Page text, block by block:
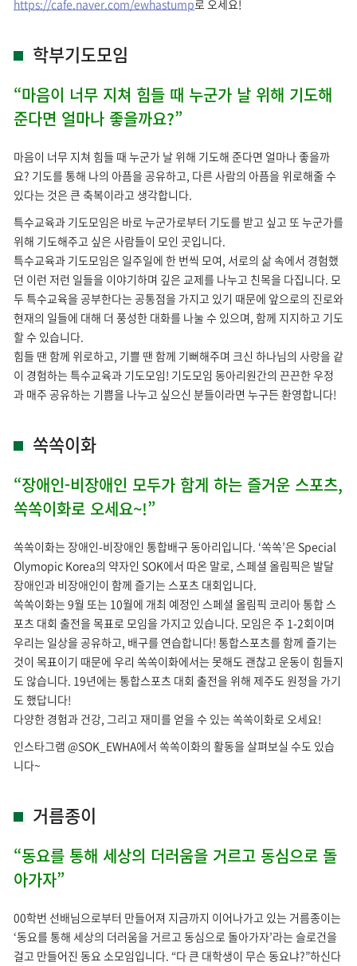
https://cafe.naver.com/ewhastump로 오세요!
학부기도모임
“마음이 너무 지쳐 힘들 때 누군가 날 위해 기도해
준다면 얼마나 좋을까요?”
마음이 너무 지쳐 힘들 때 누군가 날 위해 기도해 준다면 얼마나 좋을까
요? 기도를 통해 나의 아픔을 공유하고, 다른 사람의 아픔을 위로해줄 수
있다는 것은 큰 축복이라고 생각합니다.
특수교육과 기도모임은 바로 누군가로부터 기도를 받고 싶고 또 누군가를
위해 기도해주고 싶은 사람들이 모인 곳입니다.
특수교육과 기도모임은 일주일에 한 번씩 모여, 서로의 삶 속에서 경험했
던 이런 저런 일들을 이야기하며 깊은 교제를 나누고 친목을 다집니다. 모
두 특수교육을 공부한다는 공통점을 가지고 있기 때문에 앞으로의 진로와
현재의 일들에 대해 더 풍성한 대화를 나눌 수 있으며, 함께 지지하고 기도
할 수 있습니다.
힘들 땐 함께 위로하고, 기쁠 땐 함께 기뻐해주며 크신 하나님의 사랑을 같
이 경험하는 특수교육과 기도모임! 기도모임 동아리원간의 끈끈한 우정
과 매주 공유하는 기쁨을 나누고 싶으신 분들이라면 누구든 환영합니다!
쏙쏙이화
“장애인-비장애인 모두가 함게 하는 즐거운 스포츠,
쏙쏙이화로 오세요~!”
쏙쏙이화는 장애인-비장애인 통합배구 동아리입니다. ‘쏙쏙’은 Special
Olymopic Korea의 약자인 SOK에서 따온 말로, 스페셜 올림픽은 발달
장애인과 비장애인이 함께 즐기는 스포츠 대회입니다.
쏙쏙이화는 9월 또는 10월에 개최 예정인 스페셜 올림픽 코리아 통합 스
포츠 대회 출전을 목표로 모임을 가지고 있습니다. 모임은 주 1-2회이며
우리는 일상을 공유하고, 배구를 연습합니다! 통합스포츠를 함께 즐기는
것이 목표이기 때문에 우리 쏙쏙이화에서는 못해도 괜찮고 운동이 힘들지
도 않습니다. 19년에는 통합스포츠 대회 출전을 위해 제주도 원정을 가기
도 했답니다!
다양한 경험과 건강, 그리고 재미를 얻을 수 있는 쏙쏙이화로 오세요!
인스타그램 @SOK_EWHA에서 쏙쏙이화의 활동을 살펴보실 수도 있습
니다~
거름종이
“동요를 통해 세상의 더러움을 거르고 동심으로 돌
아가자”
00학번 선배님으로부터 만들어져 지금까지 이어나가고 있는 거름종이는
‘동요를 통해 세상의 더러움을 거르고 동심으로 돌아가자’라는 슬로건을
걸고 만들어진 동요 소모임입니다. “다 큰 대학생이 무슨 동요냐?”하신다